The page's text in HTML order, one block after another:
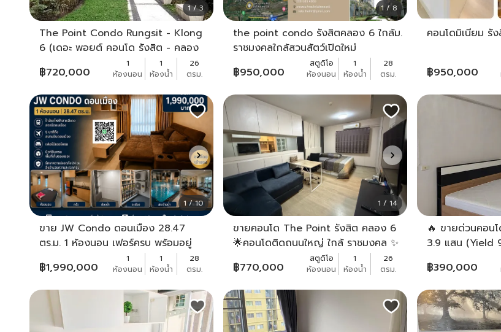
1 / 3
The Point Condo Rungsit - Klong
6 (เดอะ พอยต์ คอนโด รังสิต - คลอง
฿720,000
1
ห้องนอน
1
ห้องน้ำ
26
ตรม.
1 / 8
the point condo รังสิตคลอง 6 ใกล้ม.
ราชมงคลใกล้สวนสัตว์เปิดใหม่
฿950,000
สตูดิโอ
ห้องนอน
1
ห้องน้ำ
28
ตรม.
คอนโดมิเนียม รั
฿950,000
1 / 10
ขาย JW Condo ดอนเมือง 28.47
ตร.ม. 1 ห้องนอน เฟอร์ครบ พร้อมอยู่
ใกล้สนามบินดอนเมือง
฿1,990,000
1
ห้องนอน
1
ห้องน้ำ
28
ตรม.
1 / 14
ขายคอนโด The Point รังสิต คลอง 6
🌟คอนโดติดถนนใหญ่ ใกล้ ราชมงคล ✨
ห้องสวย พร้อมอยู่ เฟอร์ฯครบ บิ้วอินทั้ง
ห้อง ✨
฿770,000
สตูดิโอ
ห้องนอน
1
ห้องน้ำ
26
ตรม.
🔥 ขายด่วนคอน
3.9 แสน (Yield
฿390,000